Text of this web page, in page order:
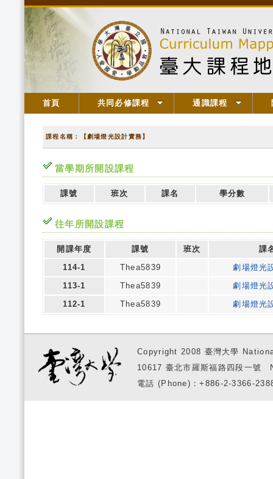
首頁 共同必修課程 通識課程
課程名稱：【劇場燈光設計實務】
當學期所開設課程
課號 班次 課名 學分數
往年所開設課程
開課年度 課號 班次
課
114-1
Thea5839
劇場燈光
113-1
Thea5839
劇場燈光
112-1
Thea5839 劇場燈光
Copyright 2008 臺灣大學
10617 臺北市羅斯福路四段一
電話 (Phone)：+886-2-3366-